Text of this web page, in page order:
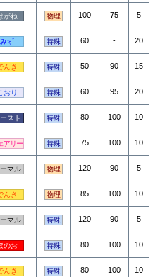
がね 物理 100 75 5
みず 特殊 60 - 20
んき 特殊 50 90 15
おり 特殊 60 95 20
スト 特殊 80 100 10
アリー 特殊 75 100 10
ーマル 物理 120 90 5
んき 物理 85 100 10
ーマル 特殊 120 90 5
のお 特殊 80 100 10
んき 特殊 80 100 10